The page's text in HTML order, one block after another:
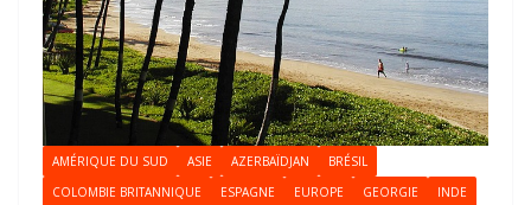
AMÉRIQUE DU SUD ASIE AZERBAÏDJAN
BRÉSIL
COLOMBIE BRITANNIQUE
ESPAGNE EUROPE GEORGIE
INDE